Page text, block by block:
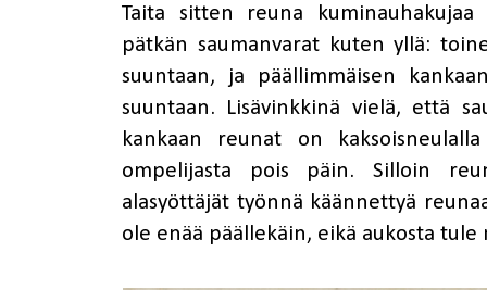
Taita sitten reuna
pätkän saumanvarat kuten yllä:
suuntaan, ja päällimmäisen
suuntaan. Lisävinkkinä vielä, että
kankaan reunat on
ompelijasta pois päin. Silloin
alasyöttäjät työnnä käännettyä
ole enää päällekäin, eikä aukosta tule